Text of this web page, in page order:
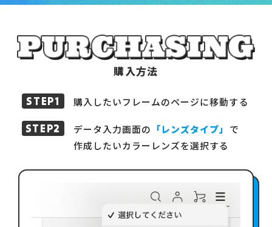
購入方法
購入したいフレームのページに移動する
データ入力画面の 「レンズタイプ」 で
作成したいカラーレンズを選択する